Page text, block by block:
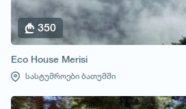
350
Eco House Merisi
სასტუმროები ბათუმში